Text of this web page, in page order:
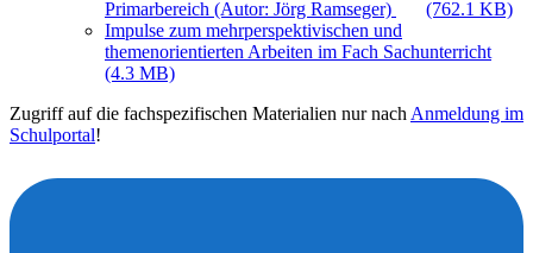
Primarbereich (Autor: Jörg Ramseger)
(762.1 KB)
Impulse zum mehrperspektivischen und
themenorientierten Arbeiten im Fach Sachunterricht
(4.3 MB)
Zugriff auf die fachspezifischen Materialien nur nach Anmeldung im
Schulportal!